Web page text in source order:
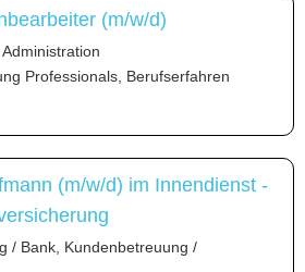
(m/w/d)
Professionals, Berufserfahren
(m/w/d) im Innendienst -
/ Bank, Kundenbetreuung /